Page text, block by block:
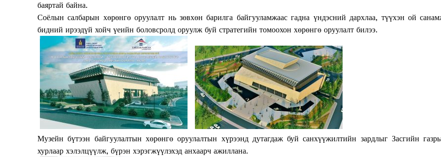
News Week
Magazine PRO
баяртай байна.
Соёлын салбарын хөрөнгө оруулалт нь зөвхөн барилга байгууламжаас гадна үндэсний дархлаа, түүхэн ой
бидний ирээдүй хойч үеийн боловсролд оруулж буй стратегийн томоохон хөрөнгө оруулалт билээ.
Музейн бүтээн байгуулалтын хөрөнгө оруулалтын хүрээнд дутагдаж буй санхүүжилтийн зардлыг Засгийн
хурлаар хэлэлцүүлж, бүрэн хэрэгжүүлэхэд анхаарч ажиллана.